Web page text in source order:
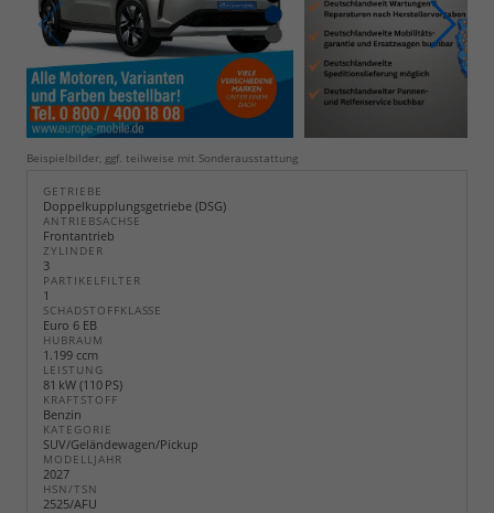
Beispielbilder, ggf. teilweise mit Sonderausstattung
GETRIEBE
Doppelkupplungsgetriebe (DSG)
ANTRIEBSACHSE
Frontantrieb
ZYLINDER
3
PARTIKELFILTER
1
SCHADSTOFFKLASSE
Euro 6 EB
HUBRAUM
1.199 ccm
LEISTUNG
81 kW (110 PS)
KRAFTSTOFF
Benzin
KATEGORIE
SUV/Geländewagen/Pickup
MODELLJAHR
2027
HSN/TSN
2525/AFU